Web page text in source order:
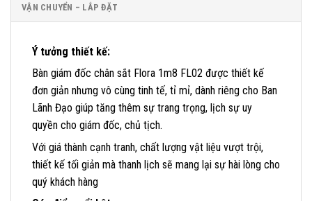
VẬN CHUYỂN – LẮP ĐẶT
Ý tưởng thiết kế:
Bàn giám đốc chân sắt Flora 1m8 FL02 được thiết kế
đơn giản nhưng vô cùng tinh tế, tỉ mỉ, dành riêng cho Ban
Lãnh Đạo giúp tăng thêm sự trang trọng, lịch sự uy
quyền cho giám đốc, chủ tịch.
Với giá thành cạnh tranh, chất lượng vật liệu vượt trội,
thiết kế tối giản mà thanh lịch sẽ mang lại sự hài lòng cho
quý khách hàng